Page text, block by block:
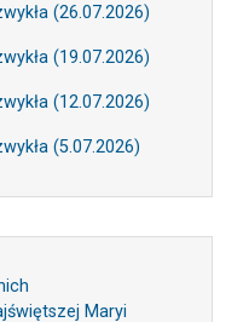
(26.07.2026)
(19.07.2026)
(12.07.2026)
(5.07.2026)
Maryi